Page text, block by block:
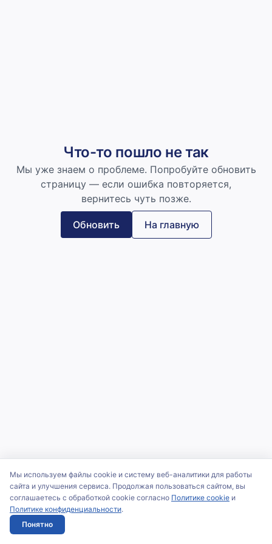
Что-то пошло не так
Мы уже знаем о проблеме. Попробуйте обновить
страницу — если ошибка повторяется,
вернитесь чуть позже.
Обновить На главную
Мы используем файлы cookie и систему веб-аналитики для работы
сайта и улучшения сервиса. Продолжая пользоваться сайтом, вы
соглашаетесь с обработкой cookie согласно Политике cookie и
Политике конфиденциальности.
Понятно